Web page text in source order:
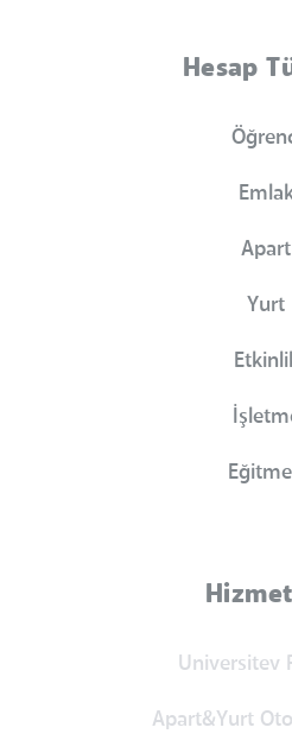
Hesap
Apart
Yurt
Universitev
Apart&Yurt